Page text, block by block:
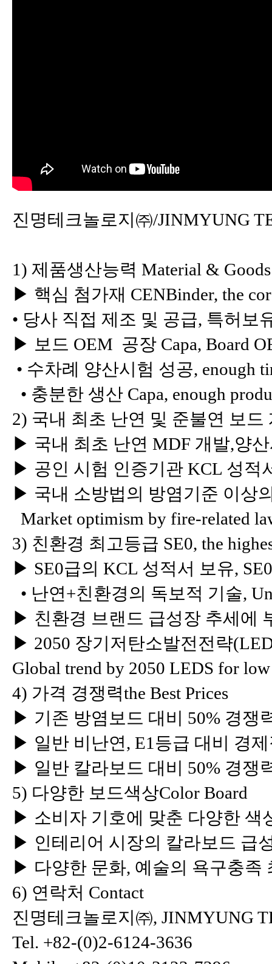
진명테크놀로지㈜/JINMYUNG
1) 제품생산능력 Material & Goods
▶ 핵심 첨가재 CENBinder, the
• 당사 직접 제조 및 공급, 특허보
▶ 보드 OEM 공장 Capa, Board
• 수차례 양산시험 성공, enough
• 충분한 생산 Capa, enough
2) 국내 최초 난연 및 준불연 보드
▶ 국내 최초 난연 MDF 개발,양산
▶ 공인 시험 인증기관 KCL 성적
▶ 국내 소방법의 방염기준 이상
Market optimism by fire-related
3) 친환경 최고등급 SE0, the
▶ SE0급의 KCL 성적서 보유,
• 난연+친환경의 독보적 기술,
▶ 친환경 브랜드 급성장 추세에
▶ 2050 장기저탄소발전전략
Global trend by 2050 LEDS for
4) 가격 경쟁력the Best Prices
▶ 기존 방염보드 대비 50% 경쟁
▶ 일반 비난연, E1등급 대비 경제
▶ 일반 칼라보드 대비 50% 경쟁
5) 다양한 보드색상Color Board
▶ 소비자 기호에 맞춘 다양한 색
▶ 인테리어 시장의 칼라보드 급
▶ 다양한 문화, 예술의 욕구충족
6) 연락처 Contact
진명테크놀로지㈜, JINMYUNG
Tel. +82-(0)2-6124-3636